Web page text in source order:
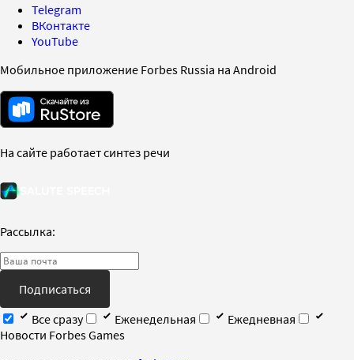
Telegram
ВКонтакте
YouTube
Мобильное приложение Forbes Russia на Android
На сайте работает синтез речи
Рассылка:
Подписаться
Все сразу
Еженедельная
Ежедневная
Новости Forbes Games